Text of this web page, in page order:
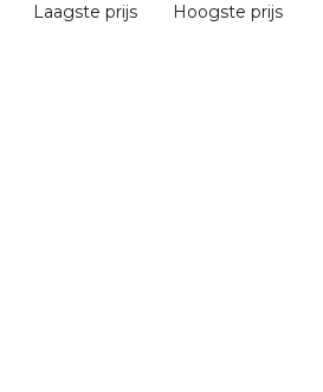
Laagste prijs Hoogste prijs